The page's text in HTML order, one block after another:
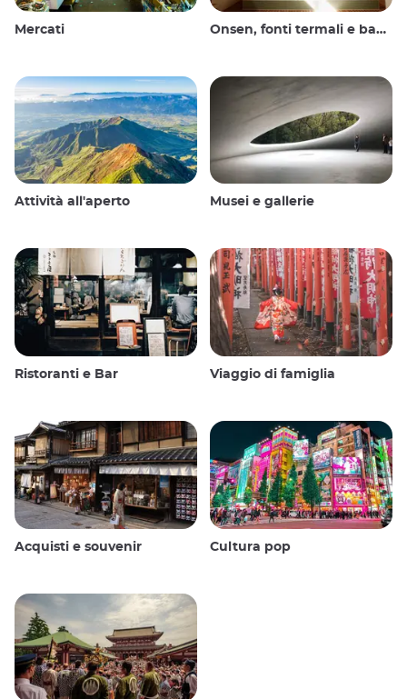
Mercati Onsen, fonti termali e bagni pubblici
Attività all'aperto Musei e gallerie
Ristoranti e Bar Viaggio di famiglia
Acquisti e souvenir Cultura pop